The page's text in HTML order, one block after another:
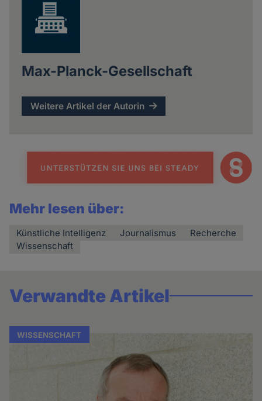
Max-Planck-Gesellschaft
Weitere Artikel der Autorin
Mehr lesen über:
Künstliche Intelligenz Journalismus
Recherche
Wissenschaft
Verwandte Artikel
WISSENSCHAFT